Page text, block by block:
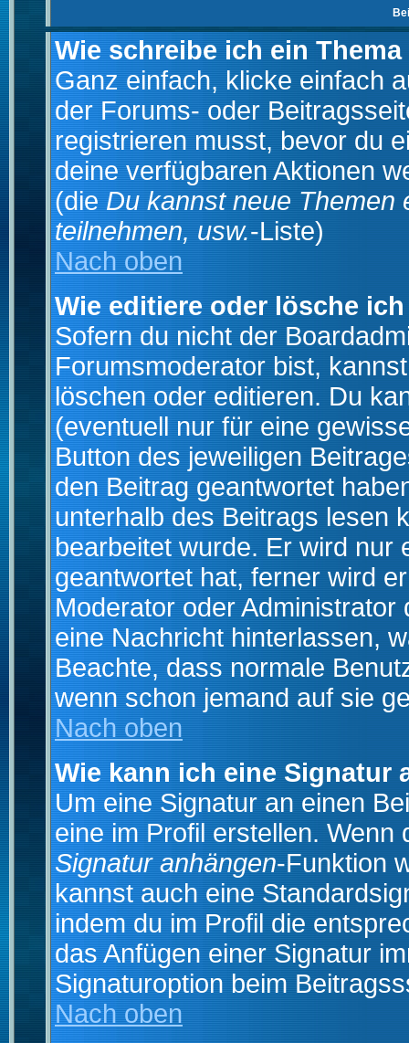
Wie schreibe ich ein
Ganz einfach, klicke einfach
der Forums- oder
registrieren musst, bevor du
deine verfügbaren Aktionen
(die Du kannst neue Themen
teilnehmen, usw.-Liste)
Nach oben
Wie editiere oder lösche
Sofern du nicht der
Forumsmoderator bist,
löschen oder editieren. Du
(eventuell nur für eine
Button des jeweiligen
den Beitrag geantwortet
unterhalb des Beitrags lesen
bearbeitet wurde. Er wird nur
geantwortet hat, ferner wird
Moderator oder
eine Nachricht hinterlassen,
Beachte, dass normale
wenn schon jemand auf sie
Nach oben
Wie kann ich eine Signatur
Um eine Signatur an einen
eine im Profil erstellen.
Signatur anhängen-Funktion
kannst auch eine
indem du im Profil die
das Anfügen einer Signatur
Signaturoption beim
Nach oben